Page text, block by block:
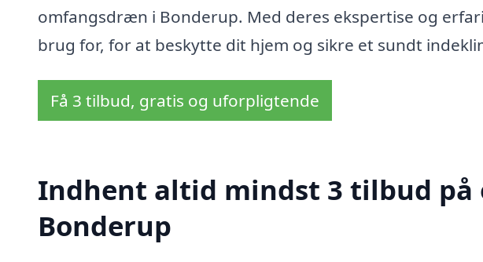
omfangsdræn i Bonderup. Med deres ekspertise og
brug for, for at beskytte dit hjem og sikre et sundt
Få 3 tilbud, gratis og uforpligtende
Indhent altid mindst 3 tilbud
Bonderup